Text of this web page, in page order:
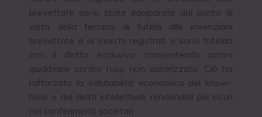
brevettate sono state equiparate dal punto di
vista della tecnica di tutela alle invenzioni
brevettate e ai marchi registrati e sono tutelati
con il diritto esclusivo, consentendo azioni
giudiziarie contro l’uso non autorizzato. Ciò ha
rafforzato la valutabilità economica del know-
how e dei diritti intellettuali, rendendoli più sicuri
nei conferimenti societari.